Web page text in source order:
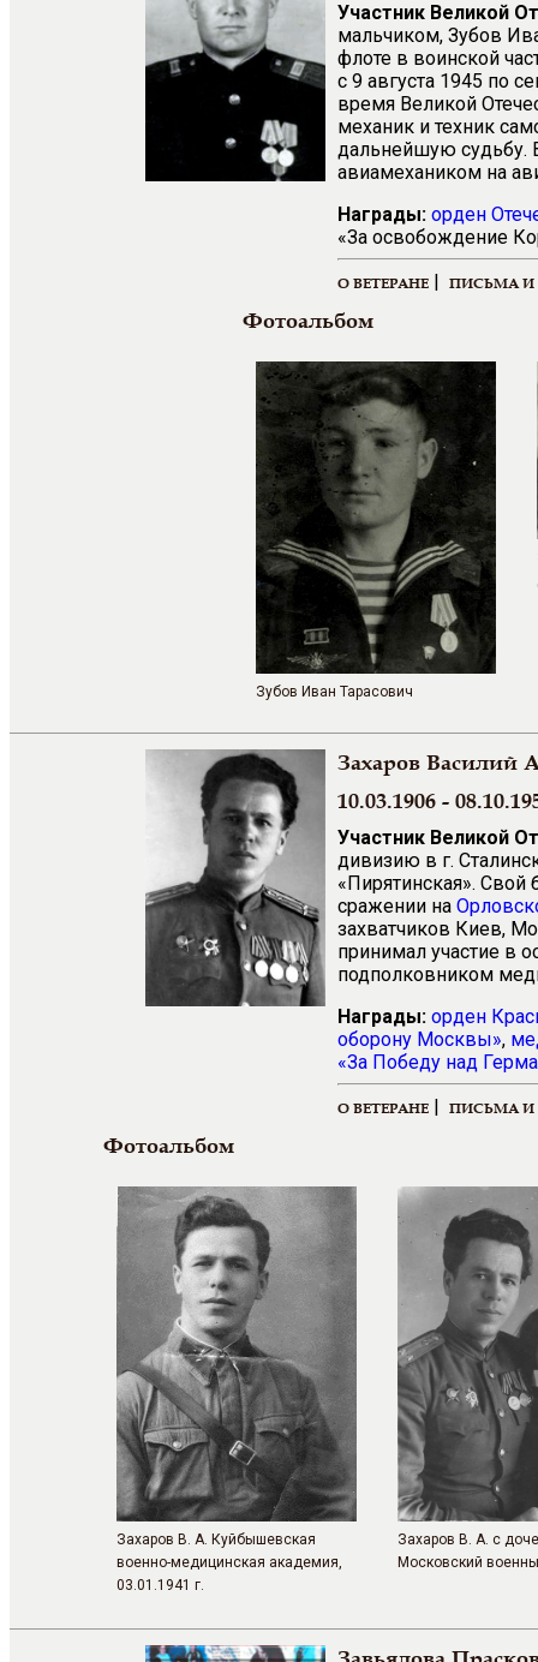
Участник Великой
мальчиком, Зубов
флоте в воинской
с 9 августа 1945 по
время Великой
механик и техник
дальнейшую судьбу.
авиамехаником на
Награды: орден
«За освобождение
О ВЕТЕРАНЕ | ПИСЬМА И
Фотоальбом
Зубов Иван Тарасович
Захаров Василий
10.03.1906 -
Участник Великой
дивизию в г.
«Пирятинская».
сражении на
захватчиков Киев,
принимал участие в
подполковником
Награды: орден
оборону Москвы»,
«За Победу над
О ВЕТЕРАНЕ | ПИСЬМА И
Фотоальбом
Захаров В. А. Куйбышевская
военно-медицинская академия,
03.01.1941 г.
Захаров В. А. с
Московский